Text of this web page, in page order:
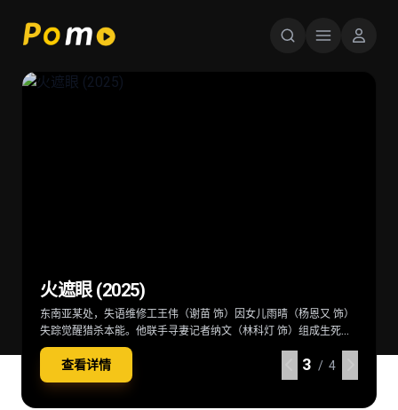
超级少女 Supergirl (2026)
当一位冷酷无情、突如其来的劲敌突袭家园，卡拉·佐-艾尔（米莉·
阿尔柯克 饰）——也就是“超级少女”——不得不与一位意想不到的同
伴结盟，横跨星际，踏上一段交织复仇与正义的壮阔征途。
查看详情 4 / 4
后室 Backrooms (2026)
深陷困境的克拉克（切瓦特·埃加福 饰）意外切入名为“后室”的神秘
空间，在这里一切物理规则崩塌，只有漫无边际的黄色房间，没有
终点也没有出路。心理医生玛丽（雷娜特·赖因斯夫 饰）为寻回克拉
克意外踏入此地，在这片异常空间中，随着心理防线的崩塌，未知
的恐惧与实体也在一步步向他们靠近
查看详情 4 / 4
火遮眼 (2025)
东南亚某处，失语维修工王伟（谢苗 饰）因女儿雨晴（杨恩又 饰）
失踪觉醒猎杀本能。他联手寻妻记者纳文（林科灯 饰）组成生死同
盟，在连番血战中死斗黑暗组织打手大块头（黎唯 饰）与嗜血杀手
阿德（雅彦·鲁伊安 饰）一众人等。怒火遮眼，鲜血开路，从血肉翻
飞的街头混战。
查看详情 4 / 4
The Mandalorian & Grogu (2026)
在秩序动荡的银河系，“最强奶爸”丁·贾伦（佩德罗·帕斯卡 饰）与
“银河系萌娃”古古这对非血缘父子并肩登场。冷峻坚毅的赏金猎人丁
·贾伦身披贝斯卡钢甲，凭悍勇战力屡屡从围堵中突围；看似弱小的
原力学徒古古，则总能在关键时刻爆发出惊人战力，为搭档化解危
机。他们一同执行关乎银河命运的绝密任务，直面远比以往更为凶
查看详情 4 / 4